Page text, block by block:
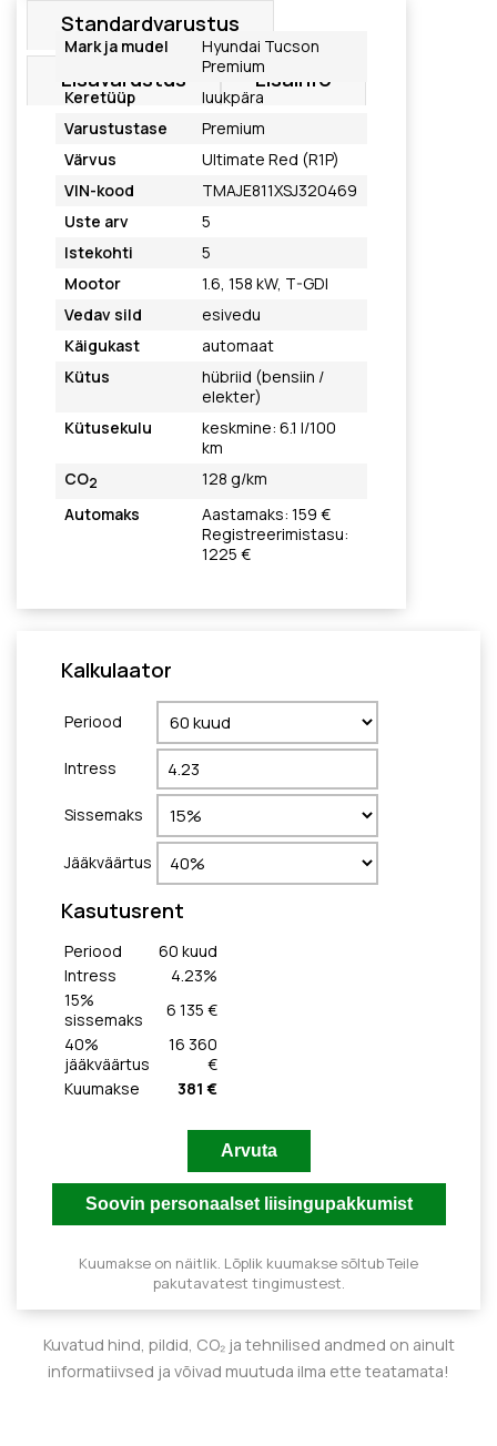
Standardvarustus
Lisavarustus Lisainfo
Mark ja mudel
Hyundai Tucson
Premium
Keretüüp
luukpära
Varustustase
Premium
Värvus
Ultimate Red (R1P)
VIN-kood
TMAJE811XSJ320469
Uste arv
5
Istekohti
5
Mootor
1.6, 158 kW, T-GDI
Vedav sild
esivedu
Käigukast
automaat
Kütus
hübriid (bensiin /
elekter)
Kütusekulu
keskmine: 6.1 l/100
km
CO2
128 g/km
Automaks
Aastamaks: 159 €
Registreerimistasu:
1225 €
Kalkulaator
Periood
Intress
Sissemaks
Jääkväärtus
Kasutusrent
Periood 60 kuud
Intress
4.23%
15%
sissemaks
6 135 €
40%
jääkväärtus
16 360
€
Kuumakse
381 €
Kuumakse on näitlik. Lõplik kuumakse sõltub Teile
pakutavatest tingimustest.
Kuvatud hind, pildid, CO₂ ja tehnilised andmed on ainult
informatiivsed ja võivad muutuda ilma ette teatamata!